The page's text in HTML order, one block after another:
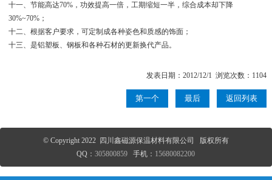
十一、节能高达70%，功效提高一倍，工期缩短一半，综合成本却下降
30%~70%；
十二、根据客户要求，可定制成各种姿色和质感的饰面；
十三、是铝塑板、钢板和各种石材的更新换代产品。
发表日期：2012/12/1 浏览次数：1104
第一个 最后 返回列表
© Copyright 2022 四川鑫磁源保温材料有限公司 版权所有
QQ：305800859 手机： 15680082200